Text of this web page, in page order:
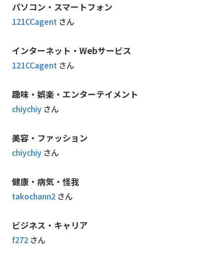
パソコン・スマートフォン
121CCagent さん
インターネット・Webサービス
121CCagent さん
趣味・娯楽・エンターテイメント
chiychiy さん
美容・ファッション
chiychiy さん
健康・病気・怪我
takochann2 さん
ビジネス・キャリア
f272 さん